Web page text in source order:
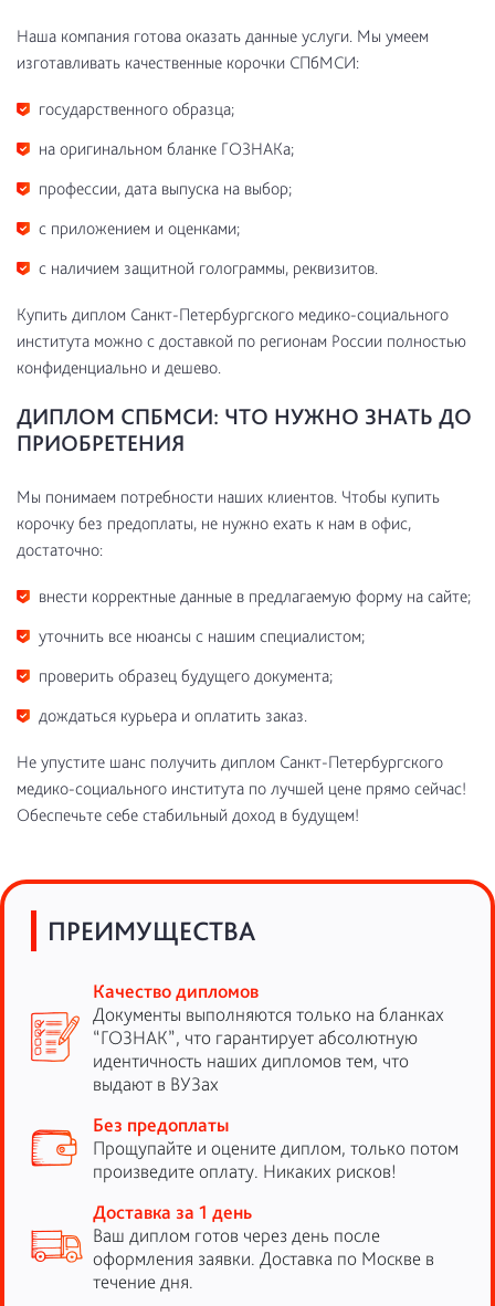
Наша компания готова оказать данные услуги. Мы умеем
изготавливать качественные корочки СПбМСИ:
государственного образца;
на оригинальном бланке ГОЗНАКа;
профессии, дата выпуска на выбор;
с приложением и оценками;
с наличием защитной голограммы, реквизитов.
Купить диплом Санкт-Петербургского медико-социального
института можно с доставкой по регионам России полностью
конфиденциально и дешево.
ДИПЛОМ СПБМСИ: ЧТО НУЖНО ЗНАТЬ ДО
ПРИОБРЕТЕНИЯ
Мы понимаем потребности наших клиентов. Чтобы купить
корочку без предоплаты, не нужно ехать к нам в офис,
достаточно:
внести корректные данные в предлагаемую форму на сайте;
уточнить все нюансы с нашим специалистом;
проверить образец будущего документа;
дождаться курьера и оплатить заказ.
Не упустите шанс получить диплом Санкт-Петербургского
медико-социального института по лучшей цене прямо сейчас!
Обеспечьте себе стабильный доход в будущем!
ПРЕИМУЩЕСТВА
Качество дипломов
Документы выполняются только на бланках
“ГОЗНАК”, что гарантирует абсолютную
идентичность наших дипломов тем, что
выдают в ВУЗах
Без предоплаты
Прощупайте и оцените диплом, только потом
произведите оплату. Никаких рисков!
Доставка за 1 день
Ваш диплом готов через день после
оформления заявки. Доставка по Москве в
течение дня.